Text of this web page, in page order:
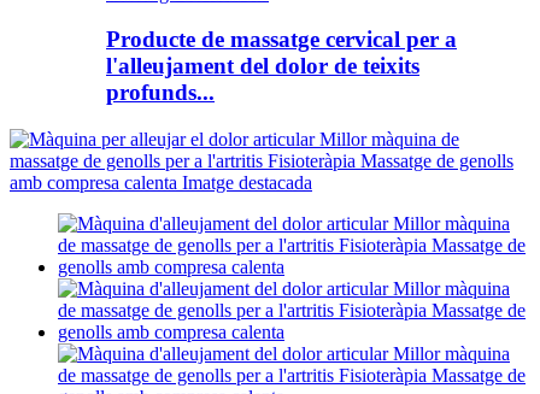
Producte de massatge cervical per a
l'alleujament del dolor de teixits
profunds...